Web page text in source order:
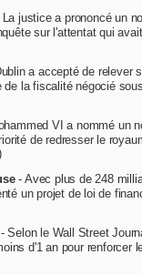
La justice a prononcé un
sur l'attentat qui
a accepté de relever
la fiscalité négocié
VI a nommé un
de redresser le
- Avec plus de 248
un projet de loi de
- Selon le Wall Street
d'1 an pour renforcer